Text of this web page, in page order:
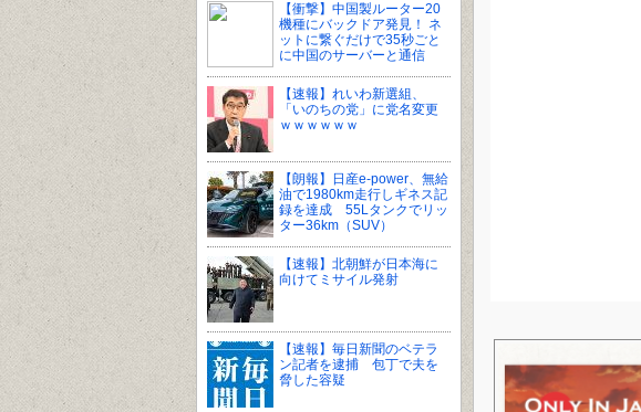
【衝撃】中国製ルーター20
機種にバックドア発見！ ネ
ットに繋ぐだけで35秒ごと
に中国のサーバーと通信
【速報】れいわ新選組、
「いのちの党」に党名変更
ｗｗｗｗｗｗ
【朗報】日産e-power、無給
油で1980km走行しギネス記
録を達成 55Lタンクでリッ
ター36km（SUV）
【速報】北朝鮮が日本海に
向けてミサイル発射
【速報】毎日新聞のベテラ
ン記者を逮捕 包丁で夫を
脅した容疑